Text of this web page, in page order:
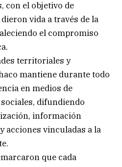
con el objetivo de
vida a través de la
el compromiso
territoriales y
mantiene durante todo
en medios de
difundiendo
información
acciones vinculadas a la
que cada